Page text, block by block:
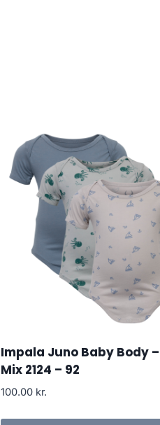
Impala Juno Baby Body
Mix 2124 – 92
100.00 kr.